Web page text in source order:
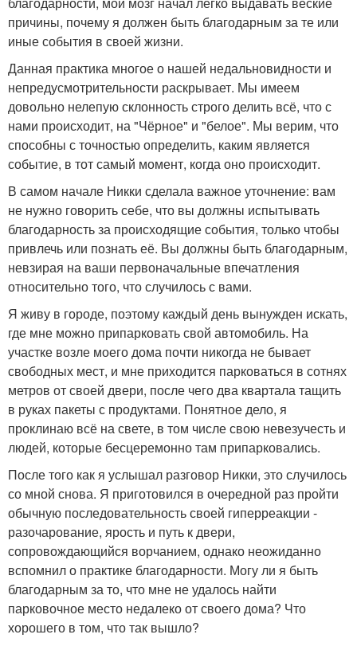
причины, почему я должен быть благодарным за те или
иные события в своей жизни.
Данная практика многое о нашей недальновидности и
непредусмотрительности раскрывает. Мы имеем
довольно нелепую склонность строго делить всё, что с
нами происходит, на "Чёрное" и "белое". Мы верим, что
способны с точностью определить, каким является
событие, в тот самый момент, когда оно происходит.
В самом начале Никки сделала важное уточнение: вам
не нужно говорить себе, что вы должны испытывать
благодарность за происходящие события, только чтобы
привлечь или познать её. Вы должны быть благодарным,
невзирая на ваши первоначальные впечатления
относительно того, что случилось с вами.
Я живу в городе, поэтому каждый день вынужден искать,
где мне можно припарковать свой автомобиль. На
участке возле моего дома почти никогда не бывает
свободных мест, и мне приходится парковаться в сотнях
метров от своей двери, после чего два квартала тащить
в руках пакеты с продуктами. Понятное дело, я
проклинаю всё на свете, в том числе свою невезучесть и
людей, которые бесцеремонно там припарковались.
После того как я услышал разговор Никки, это случилось
со мной снова. Я приготовился в очередной раз пройти
обычную последовательность своей гиперреакции -
разочарование, ярость и путь к двери,
сопровождающийся ворчанием, однако неожиданно
вспомнил о практике благодарности. Могу ли я быть
благодарным за то, что мне не удалось найти
парковочное место недалеко от своего дома? Что
хорошего в том, что так вышло?